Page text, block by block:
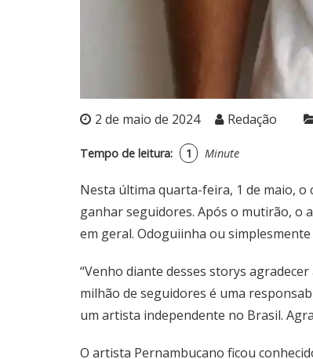
2 de maio de 2024 Redação
Tempo de leitura: 1 Minute
Nesta última quarta-feira, 1 de maio,
ganhar seguidores. Após o mutirão, o
em geral. Odoguiinha ou
“Venho diante desses storys
milhão de seguidores é uma
um artista independente no Brasil.
O artista Pernambucano ficou